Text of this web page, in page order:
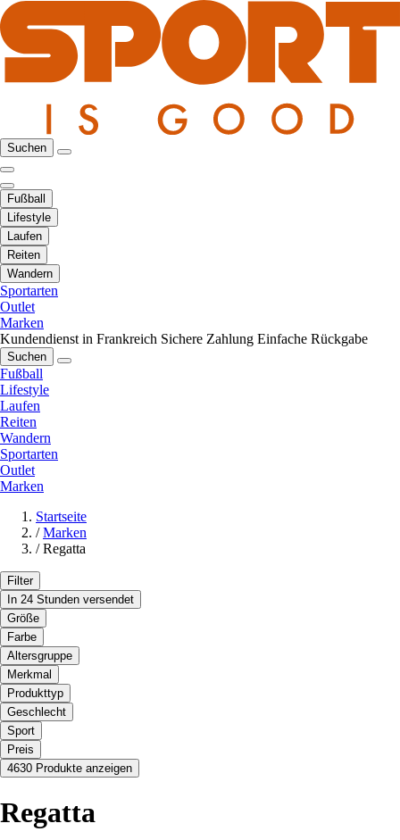
Suchen
Fußball
Lifestyle
Laufen
Reiten
Wandern
Sportarten
Outlet
Marken
Kundendienst in Frankreich Sichere Zahlung Einfache Rückgabe
Suchen
Fußball
Lifestyle
Laufen
Reiten
Wandern
Sportarten
Outlet
Marken
Startseite
/ Marken
/ Regatta
Filter
In 24 Stunden versendet
Größe
Farbe
Altersgruppe
Merkmal
Produkttyp
Geschlecht
Sport
Preis
4630 Produkte anzeigen
Regatta